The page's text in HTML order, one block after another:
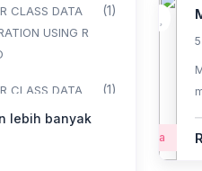
CLASS DATA
USING R
(1)
CLASS DATA
USING R
(1)
lebih banyak
Pemula
5